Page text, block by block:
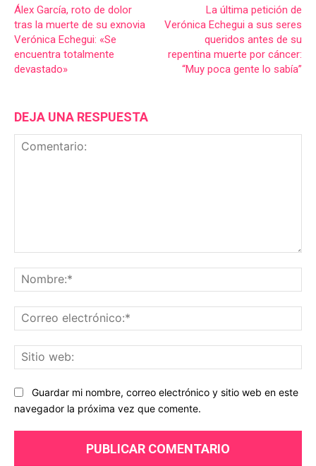
Álex García, roto de dolor
tras la muerte de su exnovia
Verónica Echegui: «Se
encuentra totalmente
devastado»
La última petición de
Verónica Echegui a sus seres
queridos antes de su
repentina muerte por cáncer:
“Muy poca gente lo sabía”
DEJA UNA RESPUESTA
Guardar mi nombre, correo electrónico y sitio web en este
navegador la próxima vez que comente.